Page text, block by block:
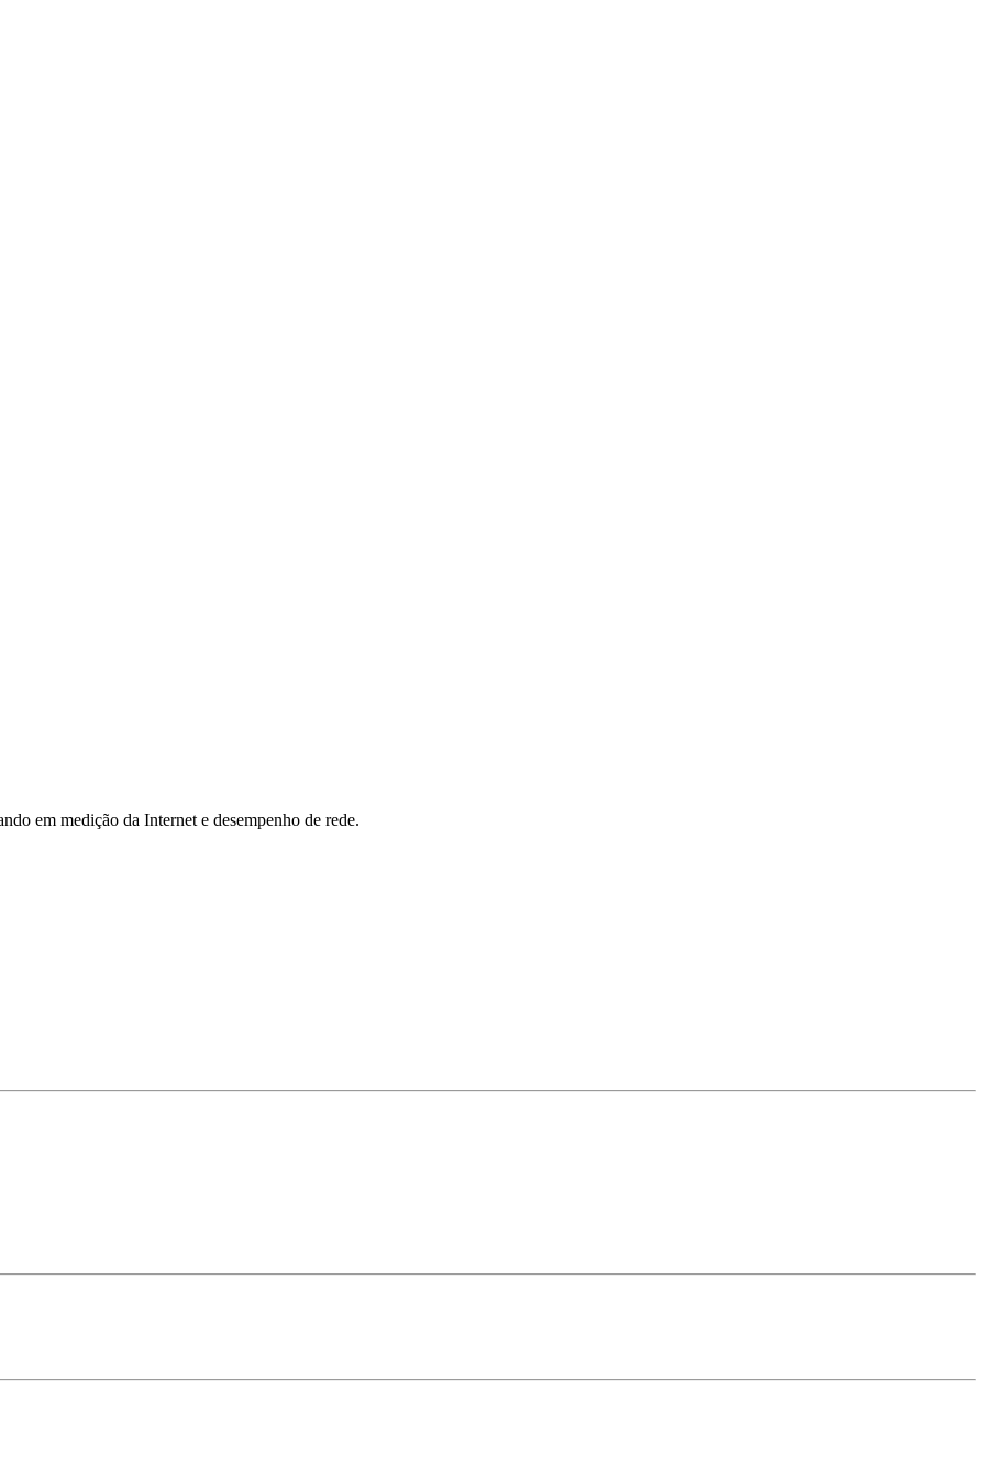
em medição da Internet e desempenho de rede.